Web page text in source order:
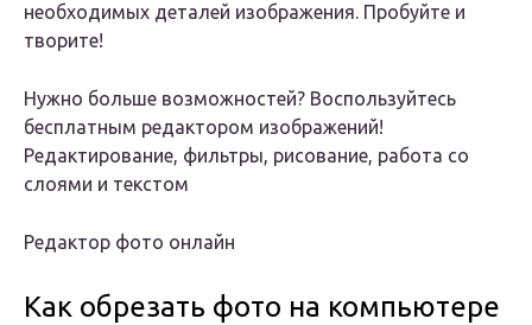
необходимых деталей изображения. Пробуйте и
творите!
Нужно больше возможностей? Воспользуйтесь
бесплатным редактором изображений!
Редактирование, фильтры, рисование, работа со
слоями и текстом
Редактор фото онлайн
Как обрезать фото на компьютере